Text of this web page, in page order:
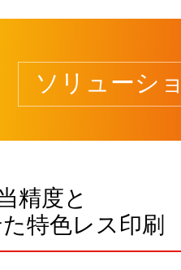
ソリューシ
精度と
特色レス印刷